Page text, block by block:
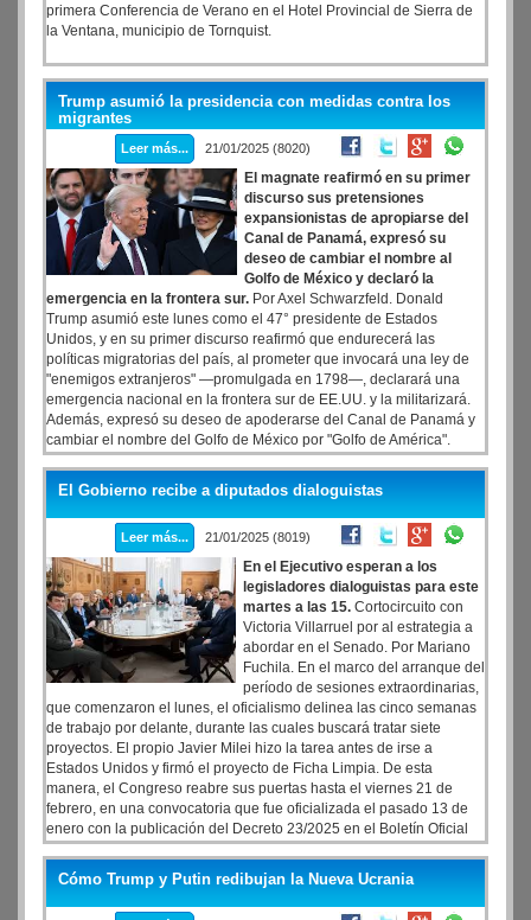
primera Conferencia de Verano en el Hotel Provincial de Sierra de
la Ventana, municipio de Tornquist.
Trump asumió la presidencia con medidas contra los
migrantes
Leer más... 21/01/2025 (8020)
El magnate reafirmó en su primer
discurso sus pretensiones
expansionistas de apropiarse del
Canal de Panamá, expresó su
deseo de cambiar el nombre al
Golfo de México y declaró la
emergencia en la frontera sur. Por Axel Schwarzfeld. Donald
Trump asumió este lunes como el 47° presidente de Estados
Unidos, y en su primer discurso reafirmó que endurecerá las
políticas migratorias del país, al prometer que invocará una ley de
"enemigos extranjeros" —promulgada en 1798—, declarará una
emergencia nacional en la frontera sur de EE.UU. y la militarizará.
Además, expresó su deseo de apoderarse del Canal de Panamá y
cambiar el nombre del Golfo de México por "Golfo de América".
El Gobierno recibe a diputados dialoguistas
Leer más... 21/01/2025 (8019)
En el Ejecutivo esperan a los
legisladores dialoguistas para este
martes a las 15. Cortocircuito con
Victoria Villarruel por al estrategia a
abordar en el Senado. Por Mariano
Fuchila. En el marco del arranque del
período de sesiones extraordinarias,
que comenzaron el lunes, el oficialismo delinea las cinco semanas
de trabajo por delante, durante las cuales buscará tratar siete
proyectos. El propio Javier Milei hizo la tarea antes de irse a
Estados Unidos y firmó el proyecto de Ficha Limpia. De esta
manera, el Congreso reabre sus puertas hasta el viernes 21 de
febrero, en una convocatoria que fue oficializada el pasado 13 de
enero con la publicación del Decreto 23/2025 en el Boletín Oficial
firmado por el Presidente y su jefe de Gabinete, Guillermo Francos,
que ingresó al Congreso a través del Senado de la Nación.
Cómo Trump y Putin redibujan la Nueva Ucrania